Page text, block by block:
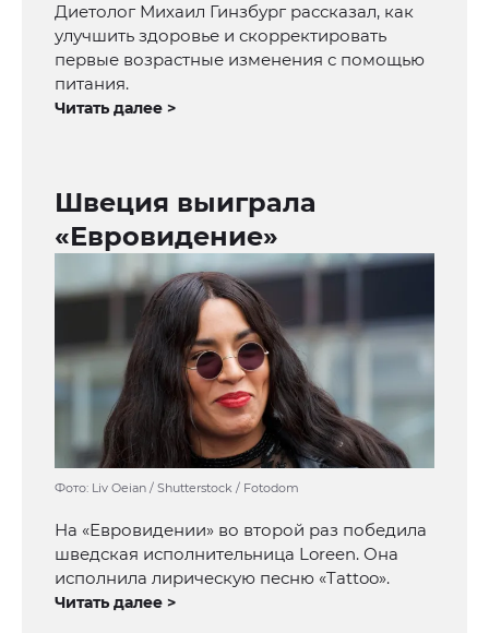
Диетолог Михаил Гинзбург рассказал, как
улучшить здоровье и скорректировать
первые возрастные изменения с помощью
питания.
Читать далее >
Швеция выиграла
«Евровидение»
Фото: Liv Oeian / Shutterstock / Fotodom
На «Евровидении» во второй раз победила
шведская исполнительница Loreen. Она
исполнила лирическую песню «Tattoo».
Читать далее >